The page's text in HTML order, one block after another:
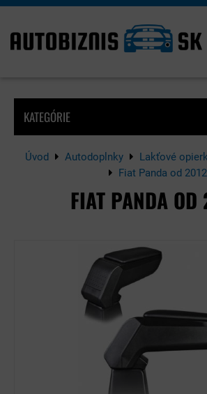
Úvod Autodoplnky Lakťové
Fiat Panda od 2012
FIAT PANDA OD
KATEGÓRIE